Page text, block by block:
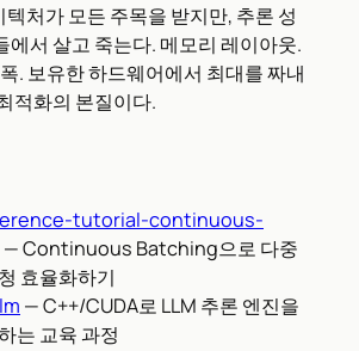
처가 모든 주목을 받지만, 추론 성
에서 살고 죽는다. 메모리 레이아웃.
. 보유한 하드웨어에서 최대를 짜내
적화의 본질이다.
tutorial-continuous-
— Continuous Batching으로 다중
효율화하기
— C++/CUDA로 LLM 추론 엔진을
는 교육 과정